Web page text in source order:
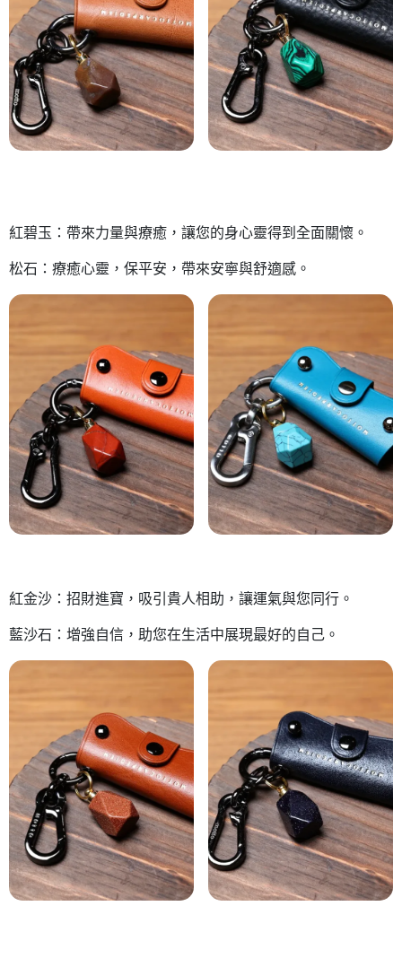
紅碧玉：帶來力量與療癒，讓您的身心靈得到全面關懷。
松石：療癒心靈，保平安，帶來安寧與舒適感。
紅金沙：招財進寶，吸引貴人相助，讓運氣與您同行。
藍沙石：增強自信，助您在生活中展現最好的自己。